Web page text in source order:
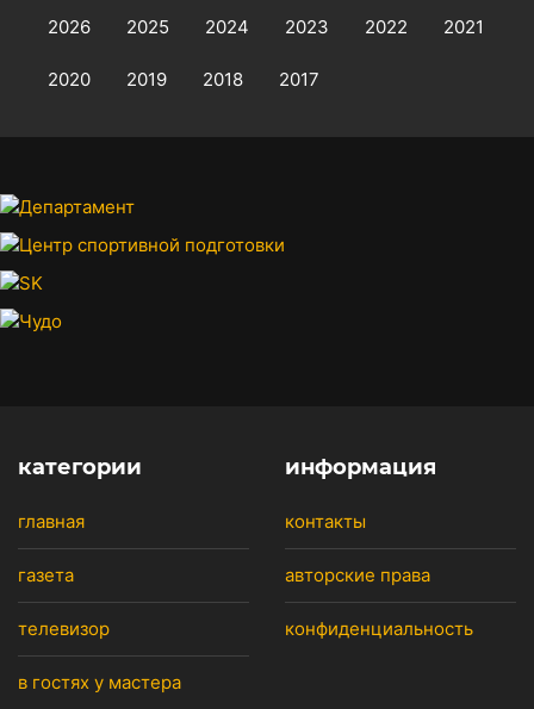
2026 2025 2024 2023 2022 2021
2020 2019 2018 2017
категории
главная
газета
телевизор
в гостях у мастера
информация
контакты
авторские права
конфиденциальность